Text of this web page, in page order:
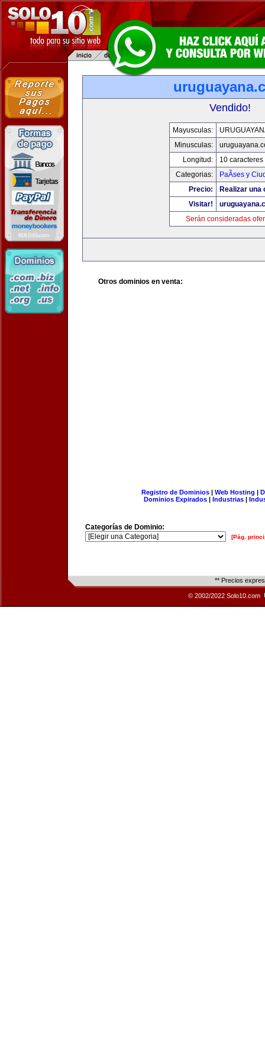
Vendido!
Mayusculas:
Minusculas:
Longitud:
10 caracteres
Categorias:
PaÃ­ses y
Precio:
Realizar una
Visitar!
Serán consideradas
Otros dominios en venta:
Registro de Dominios| Web Hosting |
Dominios Expirados | Industrias |
Categorías de Dominio:
[Pág.
** Precios
© 2002/2022 Solo10.com